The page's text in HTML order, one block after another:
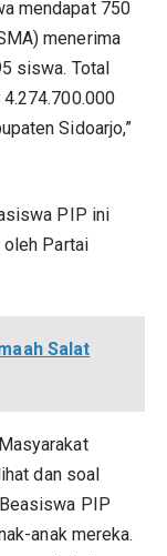
mendapat 750
menerima
siswa. Total
Sidoarjo,”
PIP ini
oleh Partai
Salat
dan soal
PIP
anak mereka.